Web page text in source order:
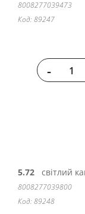
8008277039473
Код: 89247
-
5.72 світлий
8008277039800
Код: 89248